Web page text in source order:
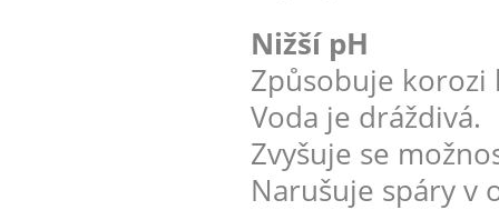
Nižší pH
Způsobuje korozi
Voda je dráždivá.
Zvyšuje se
Narušuje spáry v